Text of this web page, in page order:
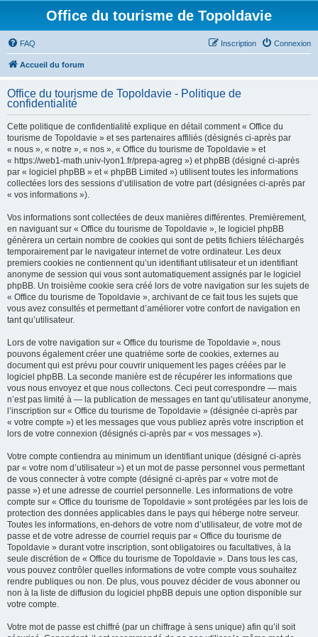
Office du tourisme de Topoldavie
FAQ Connexion
Inscription
Accueil du forum
Office du tourisme de Topoldavie - Politique de
confidentialité
Cette politique de confidentialité explique en détail comment « Office du
tourisme de Topoldavie » et ses partenaires affiliés (désignés ci-après par
« nous », « notre », « nos », « Office du tourisme de Topoldavie » et
« https://web1-math.univ-lyon1.fr/prepa-agreg ») et phpBB (désigné ci-après
par « logiciel phpBB » et « phpBB Limited ») utilisent toutes les informations
collectées lors des sessions d’utilisation de votre part (désignées ci-après par
« vos informations »).
Vos informations sont collectées de deux manières différentes. Premièrement,
en naviguant sur « Office du tourisme de Topoldavie », le logiciel phpBB
génèrera un certain nombre de cookies qui sont de petits fichiers téléchargés
temporairement par le navigateur internet de votre ordinateur. Les deux
premiers cookies ne contiennent qu’un identifiant utilisateur et un identifiant
anonyme de session qui vous sont automatiquement assignés par le logiciel
phpBB. Un troisième cookie sera créé lors de votre navigation sur les sujets de
« Office du tourisme de Topoldavie », archivant de ce fait tous les sujets que
vous avez consultés et permettant d’améliorer votre confort de navigation en
tant qu’utilisateur.
Lors de votre navigation sur « Office du tourisme de Topoldavie », nous
pouvons également créer une quatrième sorte de cookies, externes au
document qui est prévu pour couvrir uniquement les pages créées par le
logiciel phpBB. La seconde manière est de récupérer les informations que
vous nous envoyez et que nous collectons. Ceci peut correspondre — mais
n’est pas limité à — la publication de messages en tant qu’utilisateur anonyme,
l’inscription sur « Office du tourisme de Topoldavie » (désignée ci-après par
« votre compte ») et les messages que vous publiez après votre inscription et
lors de votre connexion (désignés ci-après par « vos messages »).
Votre compte contiendra au minimum un identifiant unique (désigné ci-après
par « votre nom d’utilisateur ») et un mot de passe personnel vous permettant
de vous connecter à votre compte (désigné ci-après par « votre mot de
passe ») et une adresse de courriel personnelle. Les informations de votre
compte sur « Office du tourisme de Topoldavie » sont protégées par les lois de
protection des données applicables dans le pays qui héberge notre serveur.
Toutes les informations, en-dehors de votre nom d’utilisateur, de votre mot de
passe et de votre adresse de courriel requis par « Office du tourisme de
Topoldavie » durant votre inscription, sont obligatoires ou facultatives, à la
seule discrétion de « Office du tourisme de Topoldavie ». Dans tous les cas,
vous pouvez contrôler quelles informations de votre compte vous souhaitez
rendre publiques ou non. De plus, vous pouvez décider de vous abonner ou
non à la liste de diffusion du logiciel phpBB depuis une option disponible sur
votre compte.
Votre mot de passe est chiffré (par un chiffrage à sens unique) afin qu’il soit